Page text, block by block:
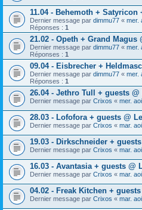
11.04 - Behemoth +
Dernier message par dimmu77 « mer.
Réponses : 1
21.02 - Opeth + Grand Magus
Dernier message par dimmu77 « mer.
Réponses : 1
09.04 - Eisbrecher +
Dernier message par dimmu77 « mer.
Réponses : 1
26.04 - Jethro Tull + guests
Dernier message par Crixos « mer.
28.03 - Lofofora + guests @
Dernier message par Crixos « mar.
19.03 - Dirkschneider +
Dernier message par Crixos « mar.
16.03 - Avantasia + guests @
Dernier message par Crixos « mar.
04.02 - Freak Kitchen +
Dernier message par Crixos « mar.